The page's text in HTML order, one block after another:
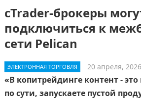
cTrader-брокеры
подключиться к
сети Pelican
ЭЛЕКТРОННАЯ ТОРГОВЛЯ 20 апреля, 2026
«В копитрейдинге контент - это
по сути, запускаете пустой